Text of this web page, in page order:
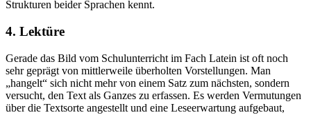
Strukturen beider Sprachen kennt.
4. Lektüre
Gerade das Bild vom Schulunterricht im Fach Latein ist oft noch
sehr geprägt von mittlerweile überholten Vorstellungen. Man
„hangelt“ sich nicht mehr von einem Satz zum nächsten, sondern
versucht, den Text als Ganzes zu erfassen. Es werden Vermutungen
über die Textsorte angestellt und eine Leseerwartung aufgebaut,